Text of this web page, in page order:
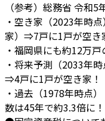
（参考）総務省 令和5
・空き家（2023年時
家）⇒7戸に1戸が空き
・福岡県にも約12万戸
・将来予測（2033年
⇒4戸に1戸が空き家！
・過去（1978年時点
数は45年で約3.3倍に！